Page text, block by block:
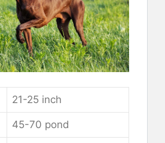
21-25 inch
45-70 pond